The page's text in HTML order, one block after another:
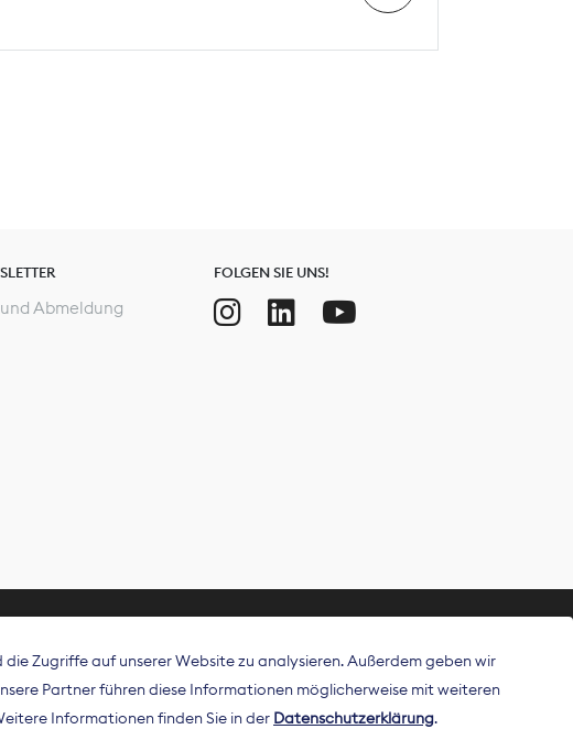
Abmeldung
FOLGEN SIE UNS!
vertritt als
Publisher in
Zugriffe auf unserer Website zu analysieren. Außerdem geben wir
Partner führen diese Informationen möglicherweise mit weiteren
Informationen finden Sie in der Datenschutzerklärung.